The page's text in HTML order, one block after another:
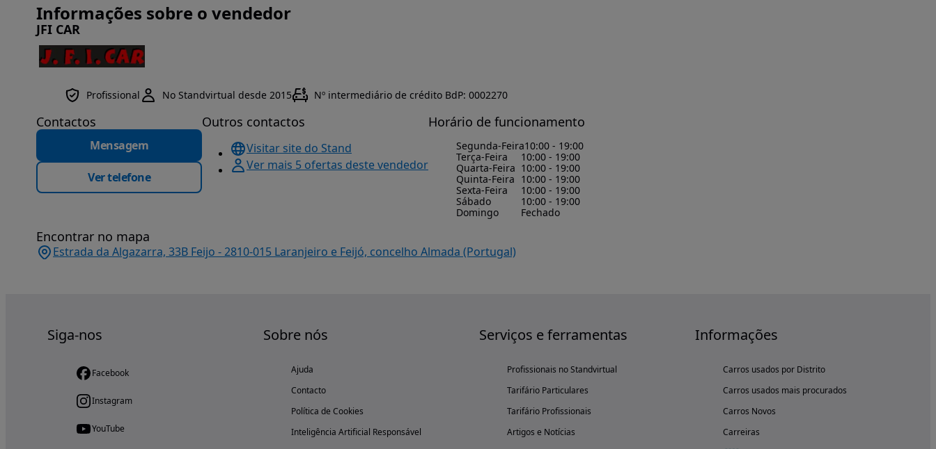
Informações sobre o vendedor
JFI CAR
Profissional No Standvirtual desde 2015 Nº intermediário de crédito BdP: 0002270
Contactos
Mensagem
Ver telefone
Outros contactos
Visitar site do Stand
Ver mais 5 ofertas deste vendedor
Horário de funcionamento
Segunda-Feira10:00 - 19:00
Terça-Feira
10:00 - 19:00
Quarta-Feira 10:00 - 19:00
Quinta-Feira 10:00 - 19:00
Sexta-Feira
10:00 - 19:00
Sábado
10:00 - 19:00
Domingo
Fechado
Encontrar no mapa
Estrada da Algazarra, 33B Feijo - 2810-015 Laranjeiro e Feijó, concelho Almada (Portugal)
Siga-nos
Facebook
Instagram
YouTube
Sobre nós
Ajuda
Contacto
Política de Cookies
Inteligência Artificial Responsável
Serviços e ferramentas
Profissionais no Standvirtual
Tarifário Particulares
Tarifário Profissionais
Artigos e Notícias
Informações
Carros usados por Distrito
Carros usados mais procurados
Carros Novos
Carreiras